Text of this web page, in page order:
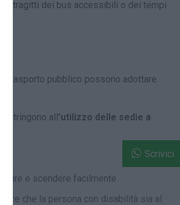
tragitti dei bus accessibili o dei tempi
trasporto pubblico possono adottare
all’utilizzo delle sedie a
e scendere facilmente.
che la persona con disabilità sia al
Scrivici